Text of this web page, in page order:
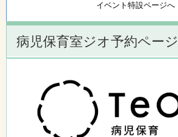
イベント特設ページへ
病児保育室ジオ予約ページ